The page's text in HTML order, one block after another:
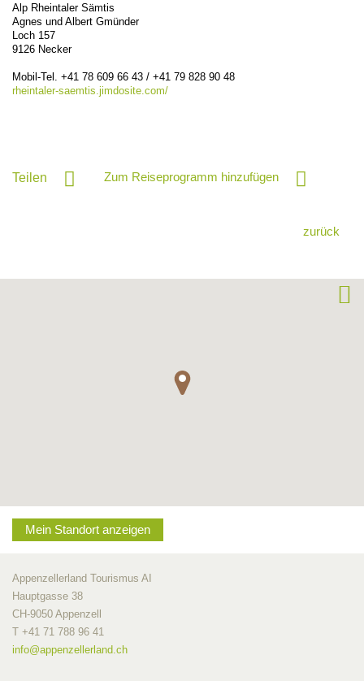
Alp Rheintaler Sämtis
Agnes und Albert Gmünder
Loch 157
9126 Necker
Mobil-Tel. +41 78 609 66 43 / +41 79 828 90 48
rheintaler-saemtis.jimdosite.com/
Teilen Zum Reiseprogramm hinzufügen
zurück
Mein Standort anzeigen
Appenzellerland Tourismus AI
Hauptgasse 38
CH-9050 Appenzell
T +41 71 788 96 41
info@appenzellerland.ch